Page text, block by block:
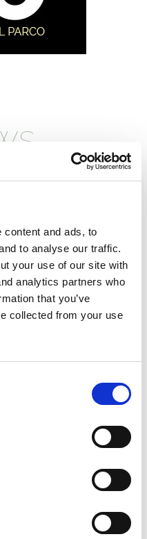
content and ads, to
to analyse our traffic.
your use of our site with
analytics partners who
that you’ve
collected from your use
MEMORIA
NELLA